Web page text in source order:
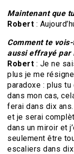
Maintenant que
Robert :
Comment te
aussi effrayé par
Robert : Je ne
plus je me
paradoxe : plus
dans mon cas,
ferai dans dix
et je serai
dans un miroir et
seulement être
escaliers dans